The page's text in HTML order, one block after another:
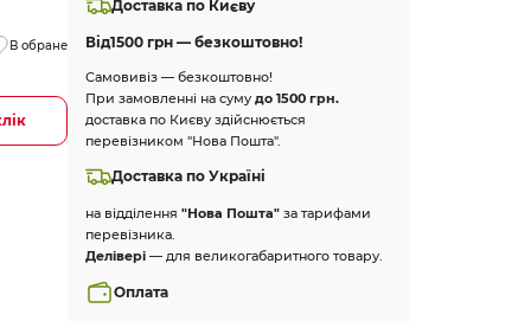
В обране
Доставка по Києву
Від1500 грн — безкоштовно!
Самовивіз — безкоштовно!
При замовленні на суму до 1500 грн.
доставка по Києву здійснюється
перевізником "Нова Пошта".
Доставка по Україні
на відділення "Нова Пошта" за тарифами
перевізника.
Делівері— для великогабаритного товару.
Оплата